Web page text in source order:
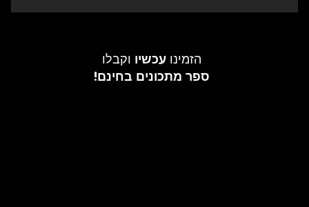
הזמינו עכשיו וקבלו
ספר מתכונים בחינם!